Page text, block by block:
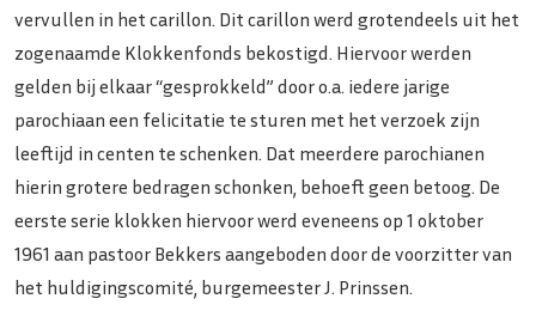
vervullen in het carillon. Dit carillon werd grotendeels uit het
zogenaamde Klokkenfonds bekostigd. Hiervoor werden
gelden bij elkaar “gesprokkeld” door o.a. iedere jarige
parochiaan een felicitatie te sturen met het verzoek zijn
leeftijd in centen te schenken. Dat meerdere parochianen
hierin grotere bedragen schonken, behoeft geen betoog. De
eerste serie klokken hiervoor werd eveneens op 1 oktober
1961 aan pastoor Bekkers aangeboden door de voorzitter van
het huldigingscomité, burgemeester J. Prinssen.